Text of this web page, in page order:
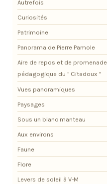
Autrefois
Curiosités
Patrimoine
Panorama de Pierre Pamole
Aire de repos et de promenade
pédagogique du " Citadoux "
Vues panoramiques
Paysages
Sous un blanc manteau
Aux environs
Faune
Flore
Levers de soleil à V-M